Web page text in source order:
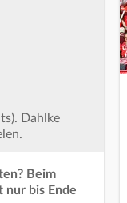
Dahlke
Beim
nur bis Ende